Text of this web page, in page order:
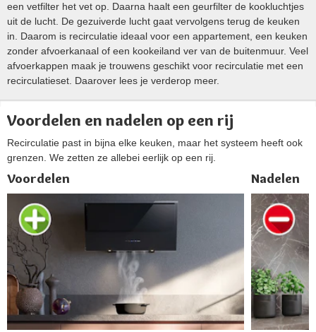
een vetfilter het vet op. Daarna haalt een geurfilter de kookluchtjes
uit de lucht. De gezuiverde lucht gaat vervolgens terug de keuken
in. Daarom is recirculatie ideaal voor een appartement, een keuken
zonder afvoerkanaal of een kookeiland ver van de buitenmuur. Veel
afvoerkappen maak je trouwens geschikt voor recirculatie met een
recirculatieset. Daarover lees je verderop meer.
Voordelen en nadelen op een rij
Recirculatie past in bijna elke keuken, maar het systeem heeft ook
grenzen. We zetten ze allebei eerlijk op een rij.
Voordelen Nadelen